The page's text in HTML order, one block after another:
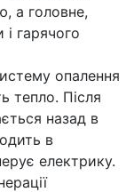
а головне,
гарячого
опалення
тепло. Після
назад в
в
електрику.